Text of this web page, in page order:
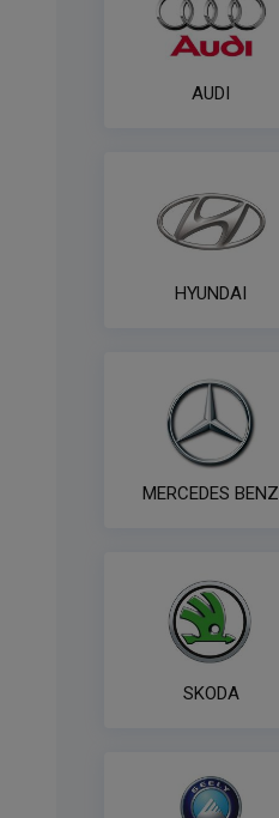
AUDI
HYUNDAI
MERCEDES BENZ
SKODA